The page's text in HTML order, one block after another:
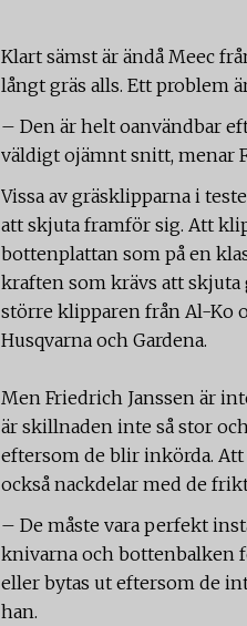
Klart sämst är ändå Meec
långt gräs alls. Ett problem
– Den är helt oanvändbar
väldigt ojämnt snitt, menar
Vissa av gräsklipparna i
att skjuta framför sig. Att
bottenplattan som på en
kraften som krävs att skjuta
större klipparen från Al-Ko
Husqvarna och Gardena.
Men Friedrich Janssen är
är skillnaden inte så stor
eftersom de blir inkörda.
också nackdelar med de
– De måste vara perfekt
knivarna och bottenbalken
eller bytas ut eftersom de
han.